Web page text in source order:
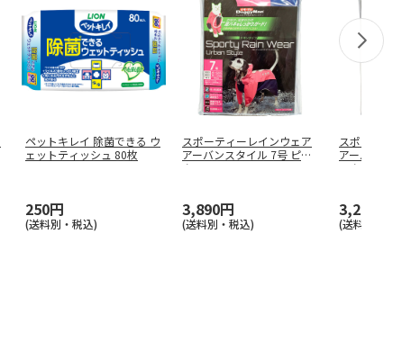
ペットキレイ 除菌できる ウ
ェットティッシュ 80枚
250円
(送料別・税込)
スポーティーレインウェア
アーバンスタイル 7号 ピン
ク×
3,890円
(送料別・税込)
スポーティ
アーバンス
ンク
3,240円
(送料別・税